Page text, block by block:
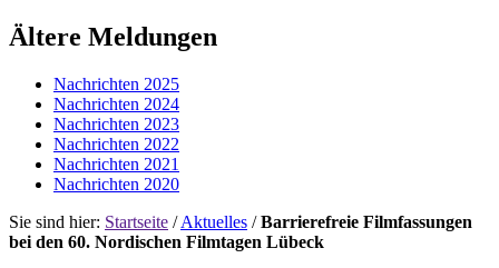
Ältere Meldungen
Nachrichten 2025
Nachrichten 2024
Nachrichten 2023
Nachrichten 2022
Nachrichten 2021
Nachrichten 2020
Sie sind hier: Startseite /Aktuelles /Barrierefreie Filmfassungen
bei den 60. Nordischen Filmtagen Lübeck